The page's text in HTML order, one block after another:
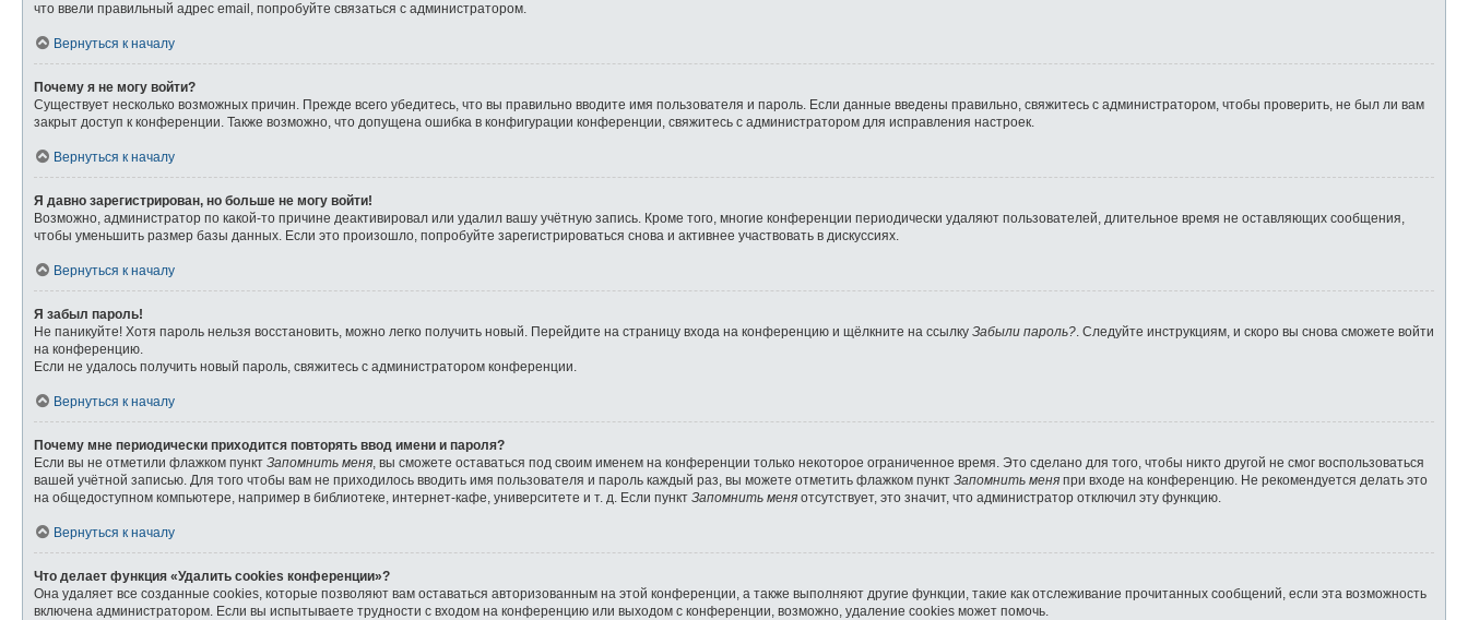
что ввели правильный адрес email, попробуйте связаться с администратором.
Вернуться к началу
Почему я не могу войти?
Существует несколько возможных причин. Прежде всего убедитесь, что вы правильно вводите имя пользователя и пароль. Если данные введены правильно, свяжитесь с администратором, чтобы проверить, не был ли вам
закрыт доступ к конференции. Также возможно, что допущена ошибка в конфигурации конференции, свяжитесь с администратором для исправления настроек.
Вернуться к началу
Я давно зарегистрирован, но больше не могу войти!
Возможно, администратор по какой-то причине деактивировал или удалил вашу учётную запись. Кроме того, многие конференции периодически удаляют пользователей, длительное время не оставляющих сообщения,
чтобы уменьшить размер базы данных. Если это произошло, попробуйте зарегистрироваться снова и активнее участвовать в дискуссиях.
Вернуться к началу
Я забыл пароль!
Не паникуйте! Хотя пароль нельзя восстановить, можно легко получить новый. Перейдите на страницу входа на конференцию и щёлкните на ссылку Забыли пароль?. Следуйте инструкциям, и скоро вы снова сможете войти
на конференцию.
Если не удалось получить новый пароль, свяжитесь с администратором конференции.
Вернуться к началу
Почему мне периодически приходится повторять ввод имени и пароля?
Если вы не отметили флажком пункт Запомнить меня, вы сможете оставаться под своим именем на конференции только некоторое ограниченное время. Это сделано для того, чтобы никто другой не смог воспользоваться
вашей учётной записью. Для того чтобы вам не приходилось вводить имя пользователя и пароль каждый раз, вы можете отметить флажком пункт Запомнить меня при входе на конференцию. Не рекомендуется делать это
на общедоступном компьютере, например в библиотеке, интернет-кафе, университете и т. д. Если пункт Запомнить меня отсутствует, это значит, что администратор отключил эту функцию.
Вернуться к началу
Что делает функция «Удалить cookies конференции»?
Она удаляет все созданные cookies, которые позволяют вам оставаться авторизованным на этой конференции, а также выполняют другие функции, такие как отслеживание прочитанных сообщений, если эта возможность
включена администратором. Если вы испытываете трудности с входом на конференцию или выходом с конференции, возможно, удаление cookies может помочь.